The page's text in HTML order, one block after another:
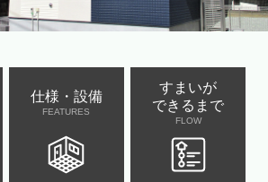
仕様・設備
FEATURES
すまいが
できるまで
FLOW